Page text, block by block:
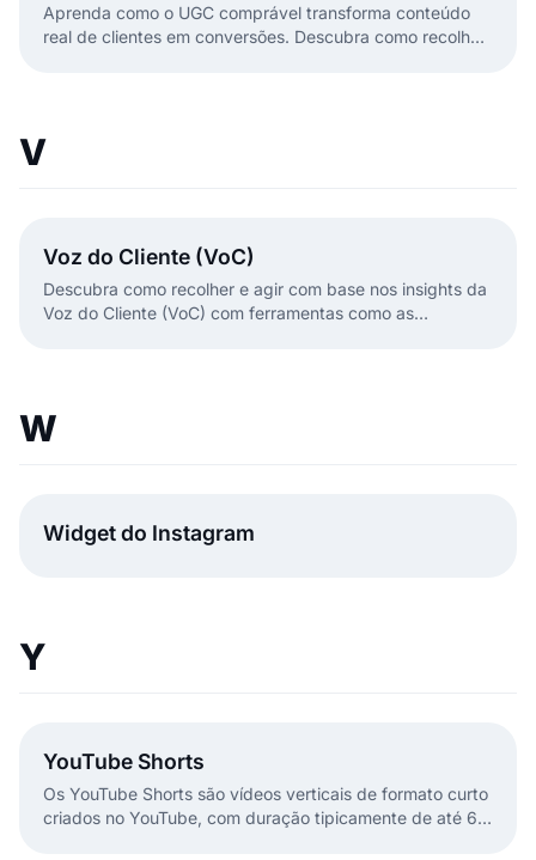
Aprenda como o UGC comprável transforma conteúdo
real de clientes em conversões. Descubra como recolher,
V
Voz do Cliente (VoC)
Descubra como recolher e agir com base nos insights da
Voz do Cliente (VoC) com ferramentas como as
W
Widget do Instagram
Y
YouTube Shorts
Os YouTube Shorts são vídeos verticais de formato curto
criados no YouTube, com duração tipicamente de até 60